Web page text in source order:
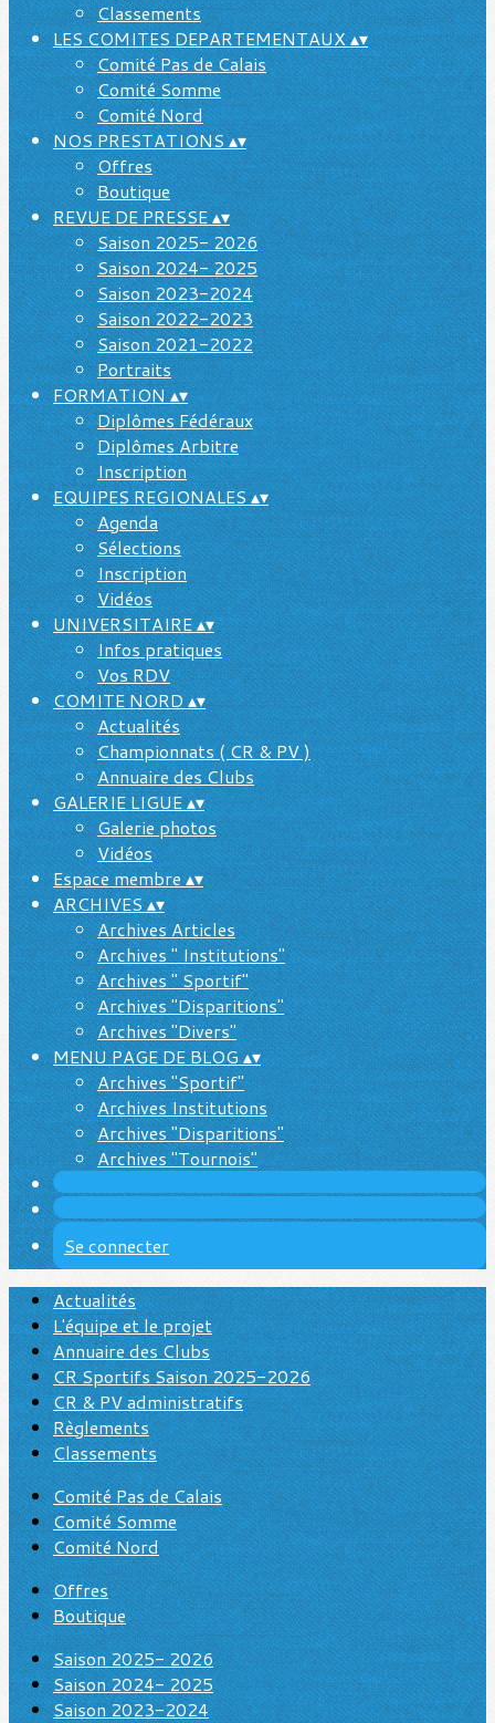
Classements
LES COMITES DEPARTEMENTAUX▴▾
Comité Pas de Calais
Comité Somme
Comité Nord
NOS PRESTATIONS▴▾
Offres
Boutique
REVUE DE PRESSE▴▾
Saison 2025- 2026
Saison 2024- 2025
Saison 2023-2024
Saison 2022-2023
Saison 2021-2022
Portraits
FORMATION▴▾
Diplômes Fédéraux
Diplômes Arbitre
Inscription
EQUIPES REGIONALES▴▾
Agenda
Sélections
Inscription
Vidéos
UNIVERSITAIRE▴▾
Infos pratiques
Vos RDV
COMITE NORD▴▾
Actualités
Championnats ( CR & PV )
Annuaire des Clubs
GALERIE LIGUE▴▾
Galerie photos
Vidéos
Espace membre▴▾
ARCHIVES▴▾
Archives Articles
Archives " Institutions"
Archives " Sportif"
Archives "Disparitions"
Archives "Divers"
MENU PAGE DE BLOG▴▾
Archives "Sportif"
Archives Institutions
Archives "Disparitions"
Archives "Tournois"
Se connecter
Actualités
L'équipe et le projet
Annuaire des Clubs
CR Sportifs Saison 2025-2026
CR & PV administratifs
Règlements
Classements
Comité Pas de Calais
Comité Somme
Comité Nord
Offres
Boutique
Saison 2025- 2026
Saison 2024- 2025
Saison 2023-2024